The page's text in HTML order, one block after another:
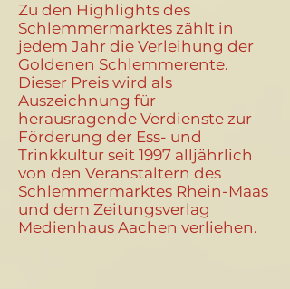
Zu den Highlights des
Schlemmermarktes zählt in
jedem Jahr die Verleihung der
Goldenen Schlemmerente.
Dieser Preis wird als
Auszeichnung für
herausragende Verdienste zur
Förderung der Ess- und
Trinkkultur seit 1997 alljährlich
von den Veranstaltern des
Schlemmermarktes Rhein-Maas
und dem Zeitungsverlag
Medienhaus Aachen verliehen.